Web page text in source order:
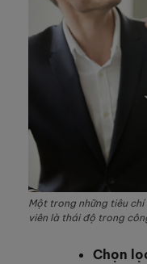
Một trong những tiêu
viên là thái độ trong
Chọn